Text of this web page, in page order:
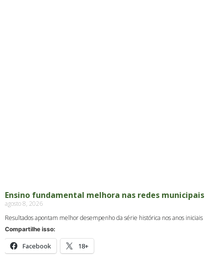
Ensino fundamental melhora nas redes municipais
agosto 8, 2026
Resultados apontam melhor desempenho da série histórica nos anos iniciais
Compartilhe isso:
Facebook 18+